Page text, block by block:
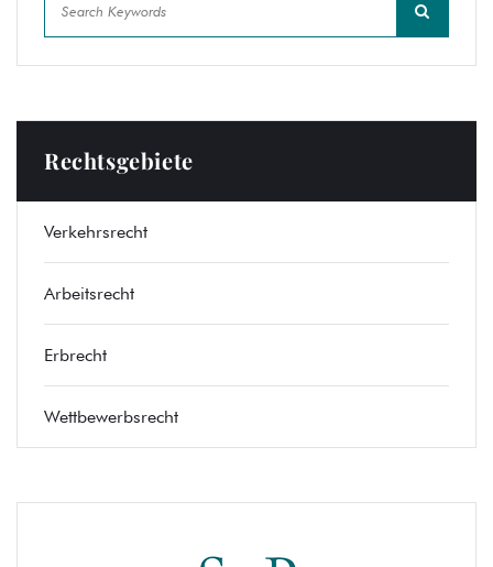
Rechtsgebiete
Verkehrsrecht
Arbeitsrecht
Erbrecht
Wettbewerbsrecht